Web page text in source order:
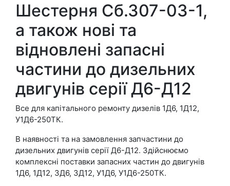
Шестерня Сб.307-03-1,
а також нові та
відновлені запасні
частини до дизельних
двигунів серії Д6-Д12
Все для капітального ремонту дизелів 1Д6, 1Д12,
У1Д6-250ТК.
В наявності та на замовлення запчастини до
дизельних двигунів серії Д6-Д12. Здійснюємо
комплексні поставки запасних частин до двигунів
1Д6, 1Д12, 3Д6, 3Д12, У1Д6, У1Д6-250ТК.